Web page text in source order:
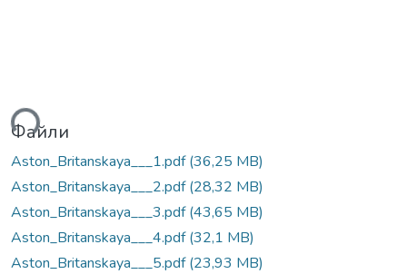
Файли
Aston_Britanskaya___1.pdf(36,25 MB)
Aston_Britanskaya___2.pdf(28,32 MB)
Aston_Britanskaya___3.pdf(43,65 MB)
Aston_Britanskaya___4.pdf(32,1 MB)
Aston_Britanskaya___5.pdf(23,93 MB)